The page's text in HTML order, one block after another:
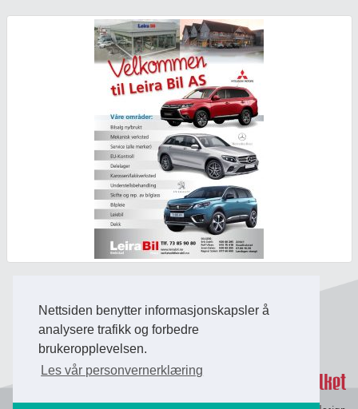
Nettsiden benytter informasjonskapsler å
analysere trafikk og forbedre
brukeropplevelsen.
Les vår personvernerklæring
Back to Top